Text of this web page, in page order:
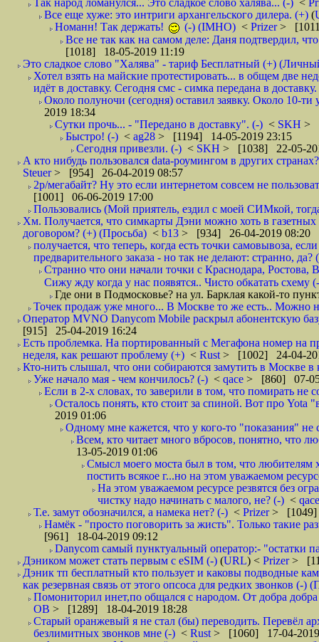
Так народ ломанулся... Это сладкое слово халява... (-) <
Все еще хуже: это интриги архангельского дилера. (+) (
Номанн! Так держать!
(-) (IMHO) < Prizer>
Все не так как на самом деле: Даня подтвердил,
[1018] 18-05-2019 11:19
Это сладкое слово "Халява" - тариф Бесплатный (+)
Хотел взять на майские протестировать... в общем две
идёт в доставку. Сегодня смс - симка передана в
Около полуночи (сегодня) оставил заявку. Около 10-ти
2019 18:34
Сутки прочь... - "Передано в доставку". (-) < SKH >
Быстро! (-) < ag28 > [1194] 14-05-2019 23:15
Сегодня привезли. (-) < SKH > [1038] 22-05-
А кто нибудь пользовался data-роумингом в других
Steuer> [954] 26-04-2019 08:57
2р/мегабайт? Ну это если интернетом совсем не
[1001] 06-06-2019 17:00
Пользовались (Мой приятель, ездил с моей СИМкой,
Хм. Получается, что симкарты Дэни можно хоть в газетных
договором? (+) (Просьба) < b13 > [934] 26-04-2019 08:20
получается, что теперь, когда есть точки самовывоза,
предварительного заказа - но так не делают: странно, да?
Странно что они начали точки с Краснодара,
Сижу жду когда у нас появятся.. Чисто обкатать схему
Где они в Подмосковье? на ул. Барклая какой-то
Точек продаж уже много... В Москве то же есть.. Можно
Оператор MVNO Danycom Mobile раскрыл абонентскую
[915] 25-04-2019 16:24
Есть проблемка. На портированный с Мегафона номер на
неделя, как решают проблему (+) < Rust > [1002] 24-04-
Кто-нить слышал, что они собираются замутить в Москве в
Уже начало мая - чем кончилось? (-) < qace > [860] 07-
Если в 2-х словах, то заверили в том, что помирать не
Осталось понять, кто стоит за спиной. Вот про Yota
2019 01:06
Одному мне кажется, что у кого-то "показания" не
Всем, кто читает много вбросов, понятно, что
13-05-2019 01:06
Смысл моего моста был в том, что любителям
постить всякое г...но на этом уважаемом
На этом уважаемом ресурсе резвятся без
чистку надо начинать с малого, не? (-) <
Т.е. замут обозначился, а намека нет? (-) < Prizer> [1049]
Намёк - "просто поговорить за жисть". Только такие
[961] 18-04-2019 09:12
Danycom самый пунктуальный оператор:- "остатки
Дэником может стать первым с еSIM (-) (URL) < Prizer>
Дэник тп бесплатный кто пользует и каковы подводные
как резервная связь от этого опсоса для редких звонков (-)
Помониторил инет,по общался с народом. От добра
ОВ > [1289] 18-04-2019 18:28
Старый оранжевый я не стал (бы) переводить. Перевёл
безлимитных звонков мне (-) < Rust > [1060] 17-04-